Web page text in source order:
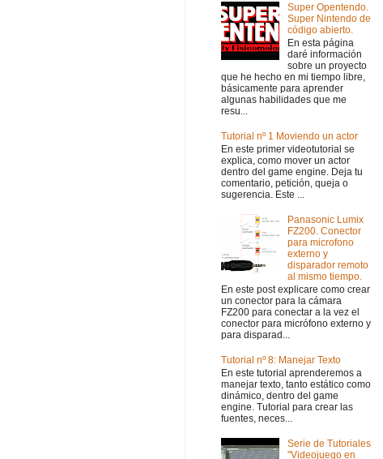
Super Opentendo.
Super Nintendo de
código abierto.
En esta página
daré información
sobre un proyecto
que he hecho en mi tiempo libre,
básicamente para aprender
algunas habilidades que me
resu...
Tutorial nº 1 Moviendo un actor
En este primer videotutorial se
explica, como mover un actor
dentro del game engine. Deja tu
comentario, petición, queja o
sugerencia. Este ...
Panasonic Lumix
FZ200. Conector
para microfono
externo y
disparador remoto
al mismo tiempo.
En este post explicare como crear
un conector para la cámara
FZ200 para conectar a la vez el
conector para micrófono externo y
para disparad...
Tutorial nº 8: Manejar Texto
En este tutorial aprenderemos a
manejar texto, tanto estático como
dinámico, dentro del game
engine. Tutorial para crear las
fuentes, neces...
Serie de Tutoriales
"Videojuego en